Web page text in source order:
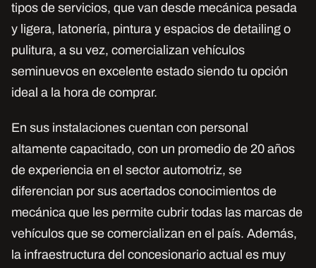
tipos de servicios, que van desde mecánica pesada
y ligera, latonería, pintura y espacios de detailing o
pulitura, a su vez, comercializan vehículos
seminuevos en excelente estado siendo tu opción
ideal a la hora de comprar.
En sus instalaciones cuentan con personal
altamente capacitado, con un promedio de 20 años
de experiencia en el sector automotriz, se
diferencian por sus acertados conocimientos de
mecánica que les permite cubrir todas las marcas de
vehículos que se comercializan en el país. Además,
la infraestructura del concesionario actual es muy